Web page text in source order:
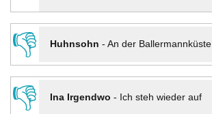
👎
Huhnsohn - An der Ballermannküste
👎
Ina Irgendwo - Ich steh wieder auf